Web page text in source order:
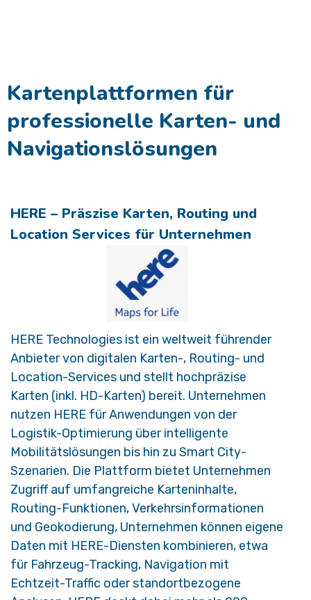
Kartenplattformen für
professionelle Karten- und
Navigationslösungen ​
HERE – Präszise Karten, Routing und
Location Services für Unternehmen
HERE Technologies ist ein weltweit führender
Anbieter von digitalen Karten-, Routing- und
Location-Services und stellt hochpräzise
Karten (inkl. HD-Karten) bereit. Unternehmen
nutzen HERE für Anwendungen von der
Logistik-Optimierung über intelligente
Mobilitätslösungen bis hin zu Smart City-
Szenarien. Die Plattform bietet Unternehmen
Zugriff auf umfangreiche Karteninhalte,
Routing-Funktionen, Verkehrsinformationen
und Geokodierung, Unternehmen können eigene
Daten mit HERE-Diensten kombinieren, etwa
für Fahrzeug-Tracking, Navigation mit
Echtzeit-Traffic oder standortbezogene